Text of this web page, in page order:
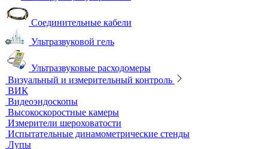
Термостаты
Термостаты жидкостные
Термостаты твердотельные
Химическое и биохимическое потребление кислорода
Ультразвуковой неразрушающий контроль
Ультразвуковые дефектоскопы
Ультразвуковые толщиномеры
Стандартные образцы (СОП)
Автоматизированный контроль
Преобразователи и аксессуары
Сканирующие устройства